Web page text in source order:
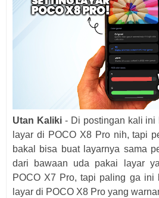
Utan Kaliki - Di postingan kali ini
layar di POCO X8 Pro nih, tapi
bakal bisa buat layarnya sama
dari bawaan uda pakai layar
POCO X7 Pro, tapi paling ga ini
layar di POCO X8 Pro yang